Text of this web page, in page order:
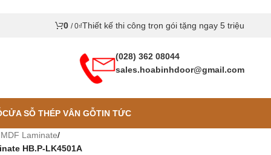
0 / 0₫Thiết kế thi công trọn gói tặng ngay 5 triệu
(028) 362 08044
sales.hoabinhdoor@gmail.com
CỬA SỖ THÉP VÂN GỖTIN TỨC
Laminate/
HB.P-LK4501A